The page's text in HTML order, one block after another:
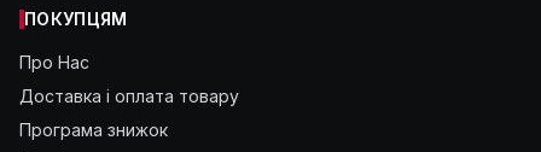
ПОКУПЦЯМ
Про Нас
Доставка і оплата товару
Програма знижок